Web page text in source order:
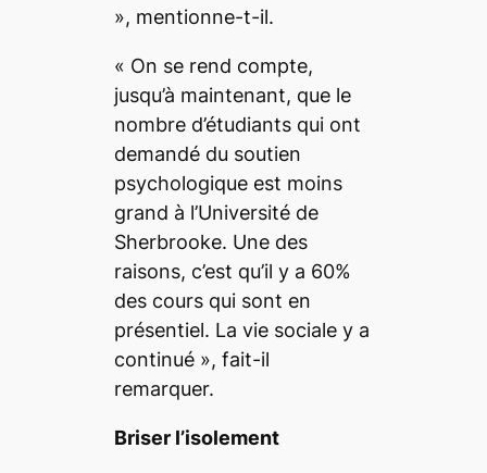
», mentionne-t-il.
« On se rend compte,
jusqu’à maintenant, que le
nombre d’étudiants qui ont
demandé du soutien
psychologique est moins
grand à l’Université de
Sherbrooke. Une des
raisons, c’est qu’il y a 60%
des cours qui sont en
présentiel. La vie sociale y a
continué », fait-il
remarquer.
Briser l’isolement